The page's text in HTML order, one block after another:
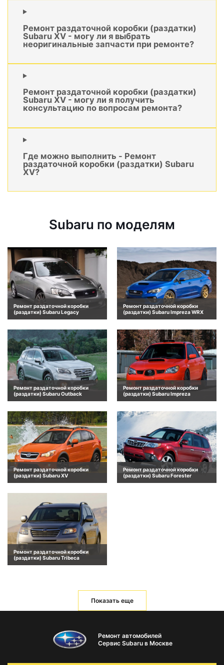
Ремонт раздаточной коробки (раздатки)
Subaru XV - могу ли я выбрать
неоригинальные запчасти при ремонте?
Ремонт раздаточной коробки (раздатки)
Subaru XV - могу ли я получить
консультацию по вопросам ремонта?
Где можно выполнить - Ремонт
раздаточной коробки (раздатки) Subaru
XV?
Subaru по моделям
Ремонт раздаточной коробки
(раздатки) Subaru Legacy
Ремонт раздаточной коробки
(раздатки) Subaru Impreza WRX
Ремонт раздаточной коробки
(раздатки) Subaru Outback
Ремонт раздаточной коробки
(раздатки) Subaru Impreza
Ремонт раздаточной коробки
(раздатки) Subaru XV
Ремонт раздаточной коробки
(раздатки) Subaru Forester
Ремонт раздаточной коробки
(раздатки) Subaru Tribeca
Показать еще
Ремонт автомобилей
Сервис Subaru в Москве